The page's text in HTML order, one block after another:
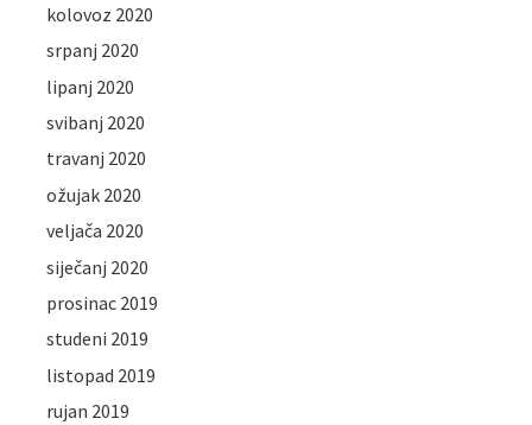
kolovoz 2020
srpanj 2020
lipanj 2020
svibanj 2020
travanj 2020
ožujak 2020
veljača 2020
siječanj 2020
prosinac 2019
studeni 2019
listopad 2019
rujan 2019